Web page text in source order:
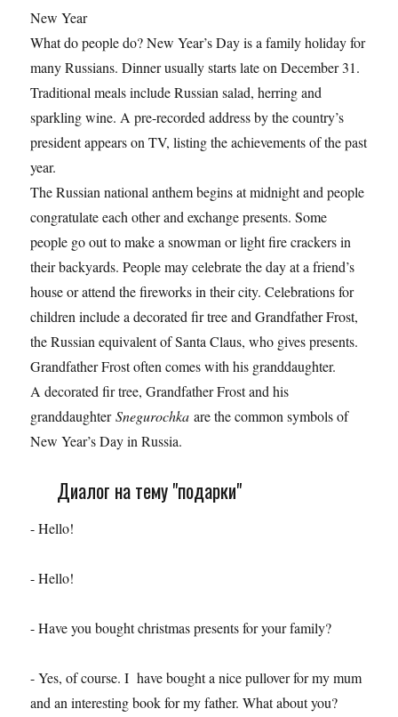
New Year
What do people do? New Year’s Day is a family holiday for
many Russians. Dinner usually starts late on December 31.
Traditional meals include Russian salad, herring and
sparkling wine. A pre-recorded address by the country’s
president appears on TV, listing the achievements of the past
year.
The Russian national anthem begins at midnight and people
congratulate each other and exchange presents. Some
people go out to make a snowman or light fire crackers in
their backyards. People may celebrate the day at a friend’s
house or attend the fireworks in their city. Celebrations for
children include a decorated fir tree and Grandfather Frost,
the Russian equivalent of Santa Claus, who gives presents.
Grandfather Frost often comes with his granddaughter.
A decorated fir tree, Grandfather Frost and his
granddaughterSnegurochka are the common symbols of
New Year’s Day in Russia.
Диалог на тему "подарки"
- Hello!
- Hello!
- Have you bought christmas presents for your family?
- Yes, of course. I have bought a nice pullover for my mum
and an interesting book for my father. What about you?